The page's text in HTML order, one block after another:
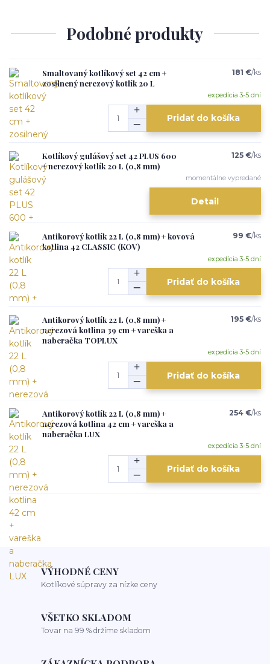
Podobné produkty
Smaltovaný kotlíkový set 42 cm +
zosilnený nerezový kotlík 20 L
181 €/ks
expedícia 3-5 dní
Pridať do košíka
Kotlíkový gulášový set 42 PLUS 600
+ nerezový kotlík 20 L (0,8 mm)
125 €/ks
momentálne vypredané
Detail
Antikorový kotlík 22 L (0,8 mm) + kovová
kotlina 42 CLASSIC (KOV)
99 €/ks
expedícia 3-5 dní
Pridať do košíka
Antikorový kotlík 22 L (0,8 mm) +
nerezová kotlina 39 cm + vareška a
naberačka TOPLUX
195 €/ks
expedícia 3-5 dní
Pridať do košíka
Antikorový kotlík 22 L (0,8 mm) +
nerezová kotlina 42 cm + vareška a
naberačka LUX
254 €/ks
expedícia 3-5 dní
Pridať do košíka
VÝHODNÉ CENY
Kotlíkové súpravy za nízke ceny
VŠETKO SKLADOM
Tovar na 99 % držíme skladom